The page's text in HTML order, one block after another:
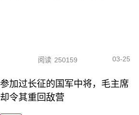
阅读 250159 03-25
参加过长征的国军中将，毛主席
却令其重回敌营